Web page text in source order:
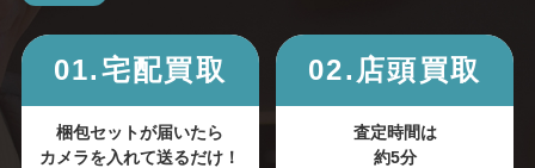
01.宅配買取
梱包セットが届いたら
カメラを入れて送るだけ！
02.店頭買取
査定時間は
約5分